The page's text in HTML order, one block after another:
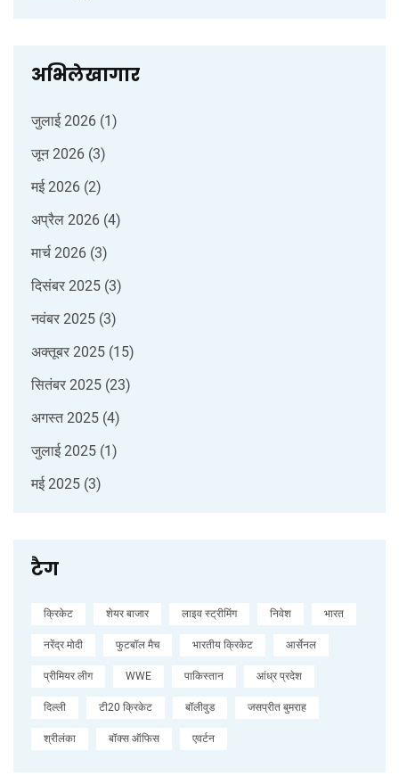
अभिलेखागार
जुलाई 2026 (1)
जून 2026 (3)
मई 2026 (2)
अप्रैल 2026 (4)
मार्च 2026 (3)
दिसंबर 2025 (3)
नवंबर 2025 (3)
अक्तूबर 2025 (15)
सितंबर 2025 (23)
अगस्त 2025 (4)
जुलाई 2025 (1)
मई 2025 (3)
टैग
क्रिकेट शेयर बाजार लाइव स्ट्रीमिंग निवेश भारत
नरेंद्र मोदी फुटबॉल मैच भारतीय क्रिकेट आर्सेनल
प्रीमियर लीग WWE पाकिस्तान आंध्र प्रदेश
दिल्ली टी20 क्रिकेट बॉलीवुड जसप्रीत बुमराह
श्रीलंका बॉक्स ऑफिस एवर्टन